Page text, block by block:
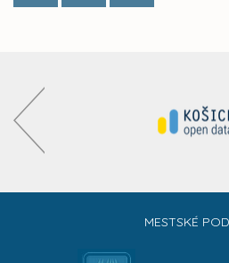
MESTSKÉ